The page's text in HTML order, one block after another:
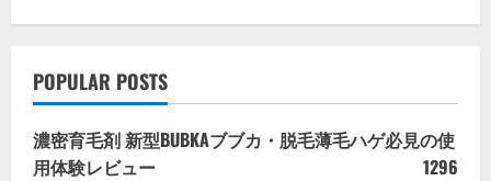
POPULAR POSTS
濃密育毛剤 新型BUBKAブブカ・脱毛薄毛ハゲ必見の使
用体験レビュー
1296